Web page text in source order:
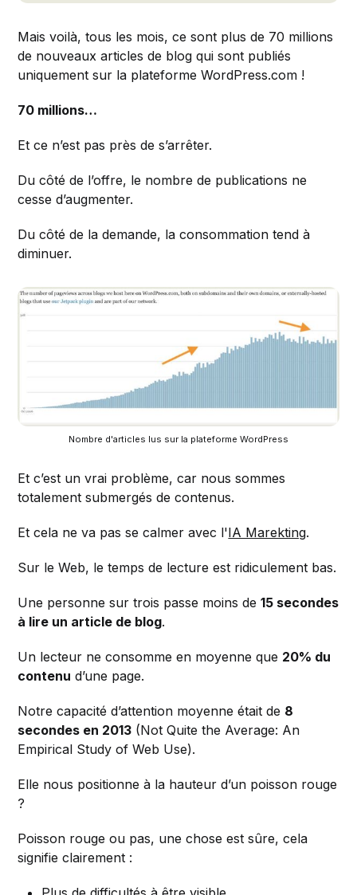
Mais voilà, tous les mois, ce sont plus de 70 millions
de nouveaux articles de blog qui sont publiés
uniquement sur la plateforme WordPress.com !
70 millions…
Et ce n’est pas près de s’arrêter.
Du côté de l’offre, le nombre de publications ne
cesse d’augmenter.
Du côté de la demande, la consommation tend à
diminuer.
Nombre d'articles lus sur la plateforme WordPress
Et c’est un vrai problème, car nous sommes
totalement submergés de contenus.
Et cela ne va pas se calmer avec l'IA Marekting.
Sur le Web, le temps de lecture est ridiculement bas.
Une personne sur trois passe moins de15 secondes
à lire un article de blog.
Un lecteur ne consomme en moyenne que 20% du
contenu d’une page.
Notre capacité d’attention moyenne était de 8
secondes en 2013 (Not Quite the Average: An
Empirical Study of Web Use).
Elle nous positionne à la hauteur d’un poisson rouge
?
Poisson rouge ou pas, une chose est sûre, cela
signifie clairement :